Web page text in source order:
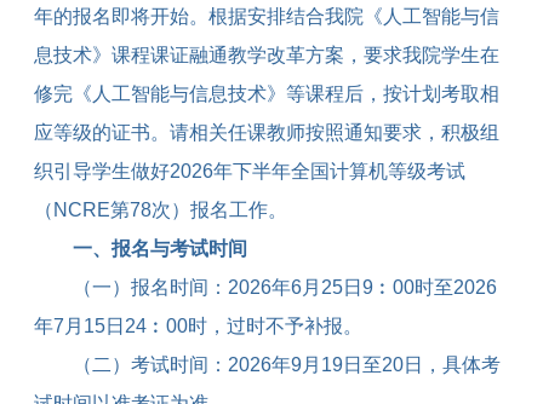
年的报名即将开始。根据安排结合我院《人工智能与信
息技术》课程课证融通教学改革方案，要求我院学生在
修完《人工智能与信息技术》等课程后，按计划考取相
应等级的证书。请相关任课教师按照通知要求，积极组
织引导学生做好2026年下半年全国计算机等级考试
（ NCRE第78次）报名工作。
一、报名与考试时间
（一）报名时间： 2026年6月 25日 9︰ 00时至2026
年7 月 15日 24︰ 00时，过时不予补报。
（二）考试时间： 2026年9月 19日至20日，具体考